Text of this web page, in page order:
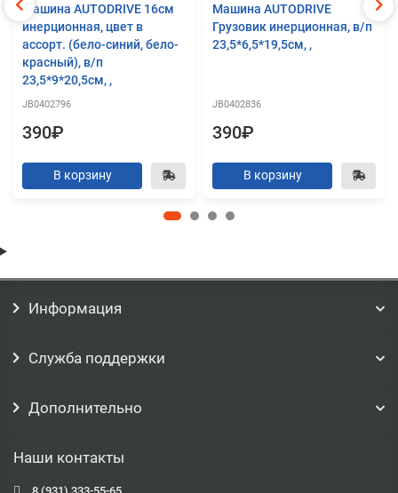
Машина AUTODRIVE 16см
инерционная, цвет в
ассорт. (бело-синий, бело-
красный), в/п
23,5*9*20,5см, ,
JB0402796
390₽
В корзину
Машина AUTODRIVE
Грузовик инерционная, в/п
23,5*6,5*19,5см, ,
JB0402836
390₽
В корзину
Информация
Служба поддержки
Дополнительно
Наши контакты